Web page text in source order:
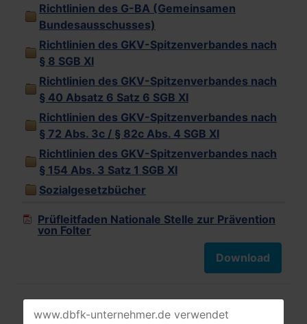
Richtlinien des G-BA (Gemeinsamen
Bundesausschusses)
Richtlinien des GKV-Spitzenverbandes nach
§ 8 SGB XI
Richtlinien des GKV-Spitzenverbandes nach
§ 40 Absatz 6 Satz 6 SGB XI
Richtlinien des GKV-Spitzenverbandes nach
§ 72 Abs. 3c / § 82c Abs. 4 SGB XI
Richtlinien des GKV-Spitzenverbandes nach
§ 154 Abs. 3 Satz 1 SGB XI
Sozialgesetzbücher
Prüfleitfaden Nationale Stelle zur Prävention
von Folter
Download
www.dbfk-unternehmer.de verwendet